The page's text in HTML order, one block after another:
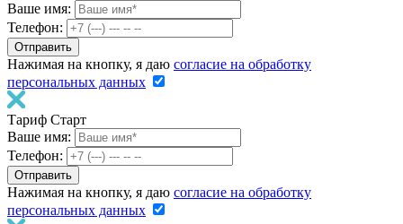
Ваше имя:
Телефон:
Нажимая на кнопку, я даю согласие на обработку
персональных данных
Тариф Старт
Ваше имя:
Телефон:
Нажимая на кнопку, я даю согласие на обработку
персональных данных